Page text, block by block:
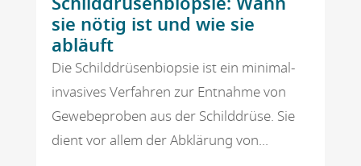
Schilddrüsenbiopsie: Wann
sie nötig ist und wie sie
abläuft
Die Schilddrüsenbiopsie ist ein minimal-
invasives Verfahren zur Entnahme von
Gewebeproben aus der Schilddrüse. Sie
dient vor allem der Abklärung von...